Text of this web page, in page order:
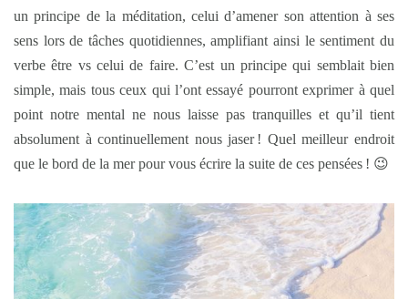
un principe de la méditation, celui d’amener son attention à ses
sens lors de tâches quotidiennes, amplifiant ainsi le sentiment du
verbe être vs celui de faire. C’est un principe qui semblait bien
simple, mais tous ceux qui l’ont essayé pourront exprimer à quel
point notre mental ne nous laisse pas tranquilles et qu’il tient
absolument à continuellement nous jaser ! Quel meilleur endroit
que le bord de la mer pour vous écrire la suite de ces pensées ! 😉